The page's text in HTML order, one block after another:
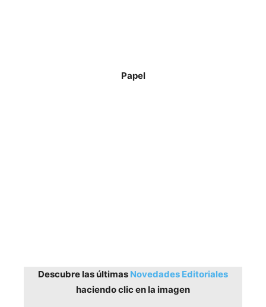
Papel
Descubre las últimas Novedades Editoriales
haciendo clic en la imagen